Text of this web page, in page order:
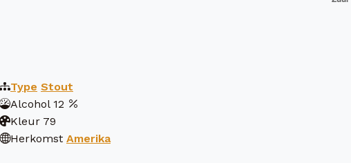
Type Stout
Alcohol 12
Kleur 79
Herkomst Amerika